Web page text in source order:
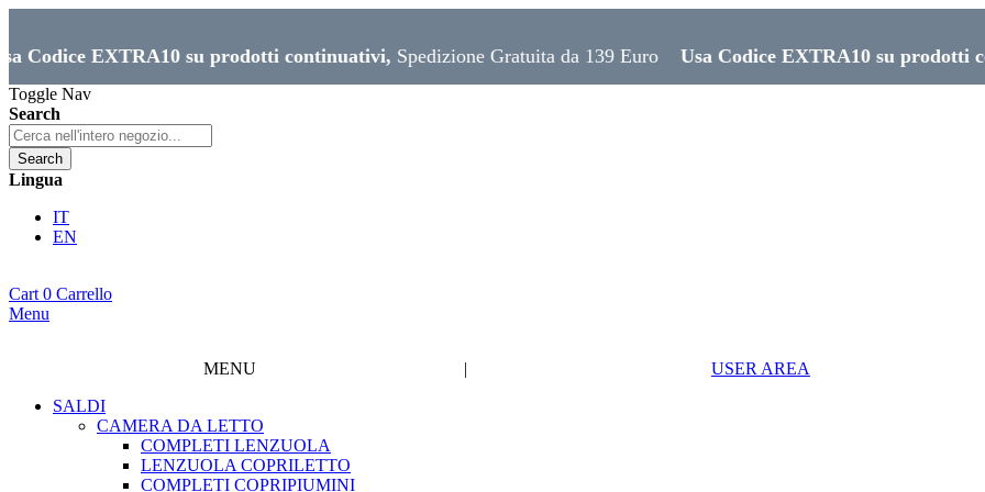
su prodotti continuativi,Spedizione Gratuita da 139 Euro Usa Codice EXTRA10 su prodotti continuativi,
Toggle Nav
Search
Search
Lingua
IT
EN
Cart 0 Carrello
Menu
MENU |
USER AREA
SALDI
CAMERA DA LETTO
COMPLETI LENZUOLA
LENZUOLA COPRILETTO
COMPLETI COPRIPIUMINI